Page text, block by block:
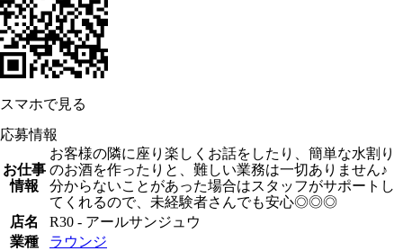
スマホで見る
応募情報
お仕事
情報
お客様の隣に座り楽しくお話をしたり、簡単な水割り
のお酒を作ったりと、難しい業務は一切ありません♪
分からないことがあった場合はスタッフがサポートし
てくれるので、未経験者さんでも安心◎◎◎
店名
R30 - アールサンジュウ
業種
ラウンジ